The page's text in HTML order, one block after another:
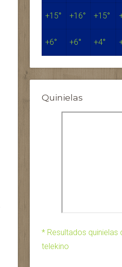
+15° +16° +15°
+6° +6° +4°
Quinielas
* Resultados quinielas
telekino